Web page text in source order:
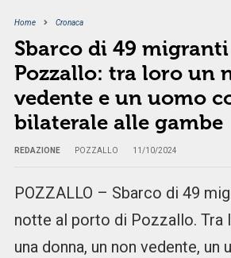
Home Cronaca
Sbarco di 49
Pozzallo: tra loro un
vedente e un uomo
bilaterale alle gambe
REDAZIONE POZZALLO 11/10/2024
POZZALLO – Sbarco di 49
notte al porto di Pozzallo. Tra
una donna, un non vedente, un